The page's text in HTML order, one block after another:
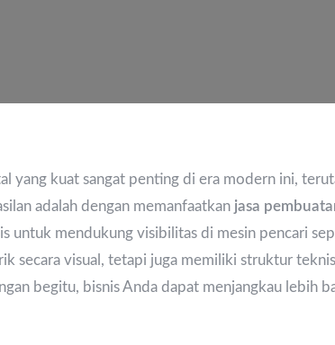
yang kuat sangat penting di era modern ini,
adalah dengan memanfaatkan jasa
untuk mendukung visibilitas di mesin pencari
secara visual, tetapi juga memiliki struktur
begitu, bisnis Anda dapat menjangkau lebih